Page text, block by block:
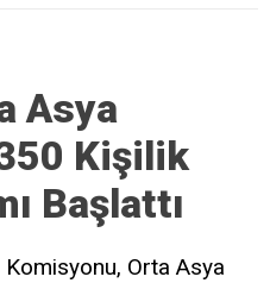
Asya
Kişilik
Başlattı
Orta Asya